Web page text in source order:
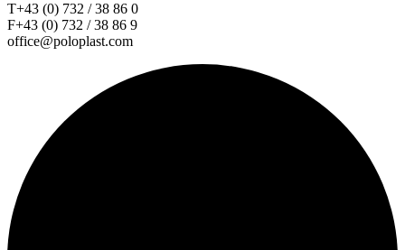
T+43 (0) 732 / 38 86 0
F+43 (0) 732 / 38 86 9
office@poloplast.com